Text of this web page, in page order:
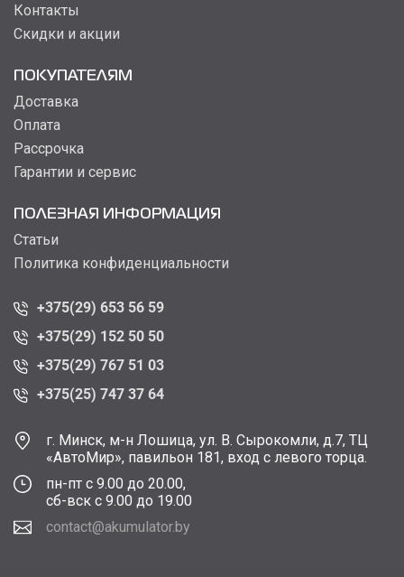
Контакты
Скидки и акции
ПОКУПАТЕЛЯМ
Доставка
Оплата
Рассрочка
Гарантии и сервис
ПОЛЕЗНАЯ ИНФОРМАЦИЯ
Статьи
Политика конфиденциальности
+375(29) 653 56 59
+375(29) 152 50 50
+375(29) 767 51 03
+375(25) 747 37 64
г. Минск, м-н Лошица, ул. В. Сырокомли, д.7, ТЦ
«АвтоМир», павильон 181, вход с левого торца.
пн-пт с 9.00 до 20.00,
сб-вск с 9.00 до 19.00
contact@akumulator.by